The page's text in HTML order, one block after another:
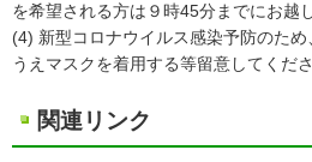
を希望される方は９時45分までにお越
(4) 新型コロナウイルス感染予防のた
うえマスクを着用する等留意してくだ
関連リンク